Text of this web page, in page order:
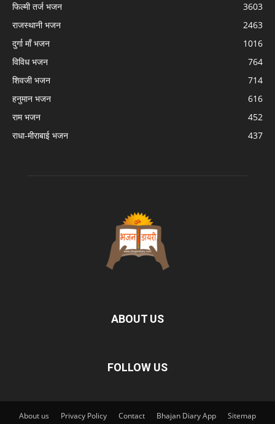
फिल्मी तर्ज भजन
3603
राजस्थानी भजन
2463
दुर्गा माँ भजन
1016
विविध भजन
764
शिवजी भजन
714
हनुमान भजन
616
राम भजन
452
राधा-मीराबाई भजन
437
ABOUT US
FOLLOW US
About us Privacy Policy Contact Bhajan Diary App Sitemap